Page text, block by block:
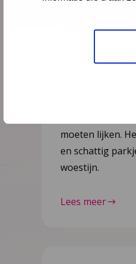
Wie wil
start in
Tegels, overal
moeten lijken.
en schattig
woestijn.
Lees meer